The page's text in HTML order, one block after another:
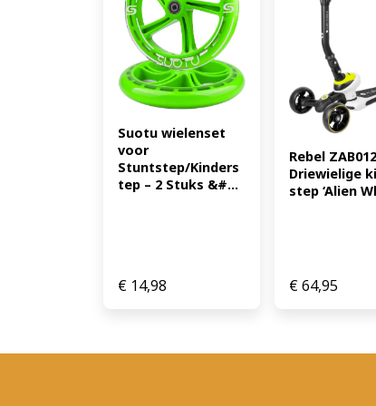
Suotu wielenset
voor
Stuntstep/Kinders
tep – 2 Stuks &#...
€ 14,98
Rebel
Driewielige
step ‘Alien
€64,95